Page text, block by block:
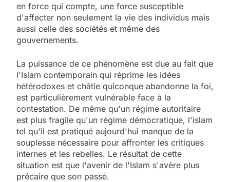
en force qui compte, une force susceptible
d'affecter non seulement la vie des individus mais
aussi celle des sociétés et même des
gouvernements.
La puissance de ce phénomène est due au fait que
l'Islam contemporain qui réprime les idées
hétérodoxes et châtie quiconque abandonne la foi,
est particulièrement vulnérable face à la
contestation. De même qu'un régime autoritaire
est plus fragile qu'un régime démocratique, l'islam
tel qu'il est pratiqué aujourd'hui manque de la
souplesse nécessaire pour affronter les critiques
internes et les rebelles. Le résultat de cette
situation est que l'avenir de l'Islam s'avère plus
précaire que son passé.